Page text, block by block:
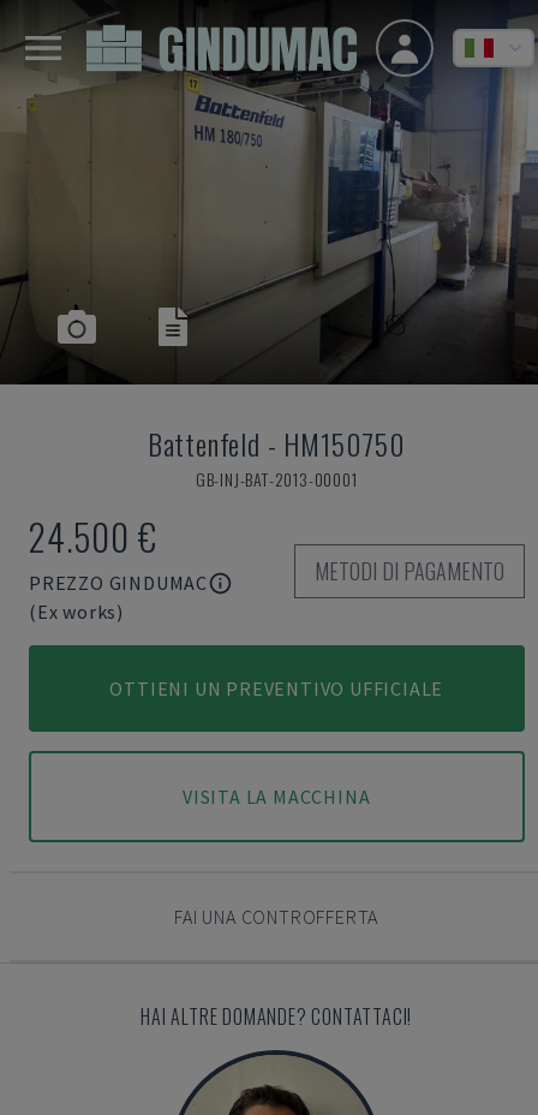
Battenfeld - HM150750
GB-INJ-BAT-2013-00001
24.500 €
PREZZO GINDUMAC
(Ex works)
METODI DI PAGAMENTO
OTTIENI UN PREVENTIVO UFFICIALE
VISITA LA MACCHINA
FAI UNA CONTROFFERTA
HAI ALTRE DOMANDE? CONTATTACI!